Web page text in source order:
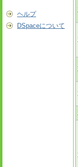
ヘルプ
DSpaceについて